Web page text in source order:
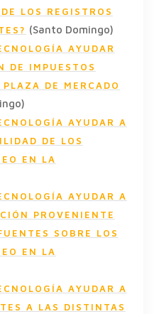
LOS REGISTROS
(Santo Domingo)
AYUDAR
DE IMPUESTOS
DE MERCADO
AYUDAR A
DE LOS
EN LA
AYUDAR A
PROVENIENTE
SOBRE LOS
EN LA
AYUDAR A
A LAS DISTINTAS